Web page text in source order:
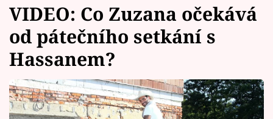
Témata
Celebrity
Vztahy
VIDEO: Co Zuzana očekává
od pátečního setkání s
Hassanem?